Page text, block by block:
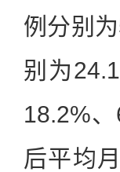
例分别
别为
18.2%
后平均